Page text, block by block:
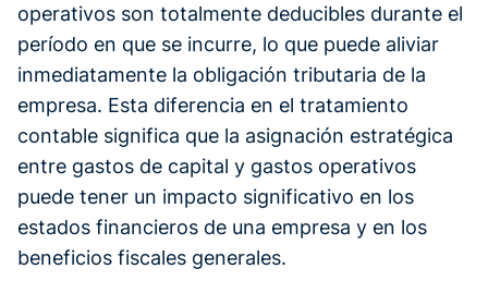
operativos son totalmente deducibles durante el
período en que se incurre, lo que puede aliviar
inmediatamente la obligación tributaria de la
empresa. Esta diferencia en el tratamiento
contable significa que la asignación estratégica
entre gastos de capital y gastos operativos
puede tener un impacto significativo en los
estados financieros de una empresa y en los
beneficios fiscales generales.